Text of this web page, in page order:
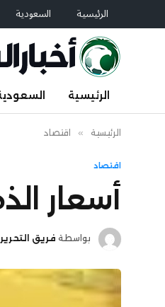
الرئيسية السعودية
الرئيسية
الرئيسية » اقتصاد
اقتصاد
أسعار الذهب دون 4 آلاف
بواسطة فريق التحرير